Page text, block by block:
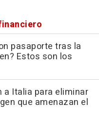
pasaporte tras la
Estos son los
a Italia para eliminar
que amenazan el